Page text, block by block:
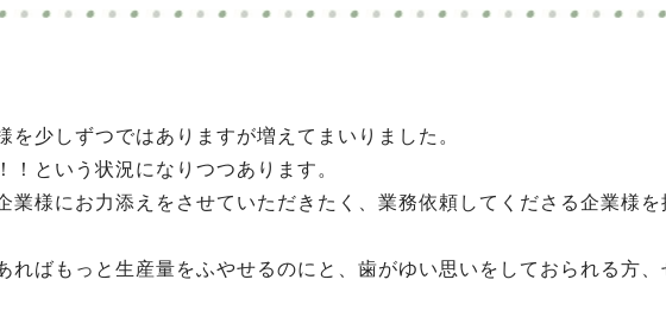
少しずつではありますが増えてまいりました。
という状況になりつつあります。
様にお力添えをさせていただきたく、業務依頼してくださる企業様を
ばもっと生産量をふやせるのにと、歯がゆい思いをしておられる方、